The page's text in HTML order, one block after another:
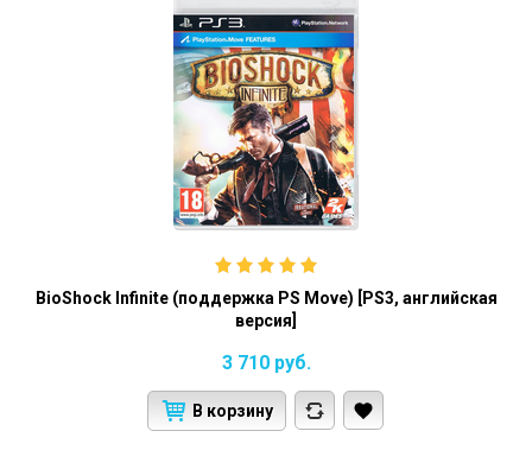
BioShock Infinite (поддержка PS Move) [PS3, английская
версия]
3 710 руб.
В корзину